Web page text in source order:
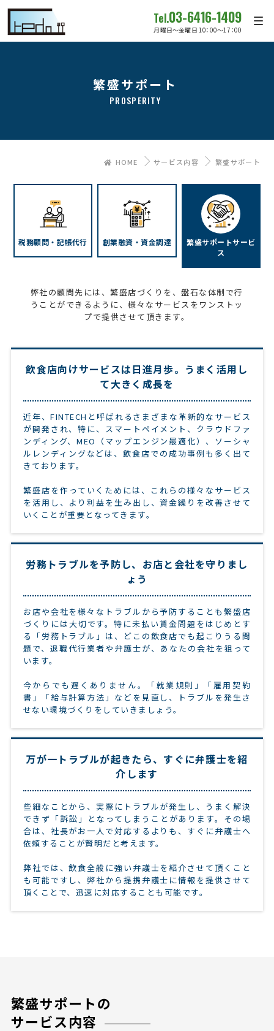
Tel.03-6416-1409
月曜日～金曜日 10：00～17：00
繁盛サポート
PROSPERITY
HOME サービス内容 繁盛サポート
税務顧問・記帳代行 創業融資・資金調達
繁盛サポートサービ
ス
弊社の顧問先には、繁盛店づくりを、盤石な体制で行
うことができるように、様々なサービスをワンストッ
プで提供させて頂きます。
飲食店向けサービスは日進月歩。うまく活用し
て大きく成長を
近年、FINTECHと呼ばれるさまざまな革新的なサービス
が開発され、特に、スマートペイメント、クラウドファ
ンディング、MEO（マップエンジン最適化）、ソーシャ
ルレンディングなどは、飲食店での成功事例も多く出て
きております。
繁盛店を作っていくためには、これらの様々なサービス
を活用し、より利益を生み出し、資金繰りを改善させて
いくことが重要となってきます。
労務トラブルを予防し、お店と会社を守りまし
ょう
お店や会社を様々なトラブルから予防することも繁盛店
づくりには大切です。特に未払い賃金問題をはじめとす
る「労務トラブル」は、どこの飲食店でも起こりうる問
題で、退職代行業者や弁護士が、あなたの会社を狙って
います。
今からでも遅くありません。「就業規則」「雇用契約
書」「給与計算方法」などを見直し、トラブルを発生さ
せない環境づくりをしていきましょう。
万が一トラブルが起きたら、すぐに弁護士を紹
介します
些細なことから、実際にトラブルが発生し、うまく解決
できず「訴訟」となってしまうことがあります。その場
合は、社長がお一人で対応するよりも、すぐに弁護士へ
依頼することが賢明だと考えます。
弊社では、飲食全般に強い弁護士を紹介させて頂くこと
も可能ですし、弊社から提携弁護士に情報を提供させて
頂くことで、迅速に対応することも可能です。
繁盛サポートの
サービス内容